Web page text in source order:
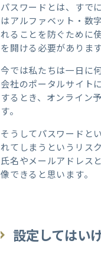
パスワードとは、すで
はアルファベット・数
れることを防ぐために
を開ける必要があります
今では私たちは一日に
会社のポータルサイト
するとき、オンライン
す。
そうしてパスワードと
れてしまうというリス
氏名やメールアドレス
像できると思います。
設定してはい